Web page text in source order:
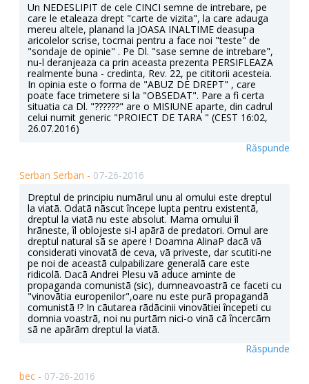
Un NEDESLIPIT de cele CINCI semne de intrebare, pe
care le etaleaza drept "carte de vizita", la care adauga
mereu altele, planand la JOASA INALTIME deasupa
aricolelor scrise, tocmai pentru a face noi "teste" de
"sondaje de opinie" . Pe Dl. "sase semne de intrebare",
nu-l deranjeaza ca prin aceasta prezenta PERSIFLEAZA
realmente buna - credinta, Rev. 22, pe cititorii acesteia.
In opinia este o forma de "ABUZ DE DREPT" , care
poate face trimetere si la "OBSEDAT". Pare a fi certa
situatia ca Dl. "??????" are o MISIUNE aparte, din cadrul
celui numit generic "PROIECT DE TARA " (CEST 16:02,
26.07.2016)
Răspunde
Serban Serban - 07-26-2016
Dreptul de principiu numãrul unu al omului este dreptul
la viatã. Odatã nãscut începe lupta pentru existentã,
dreptul la viatã nu este absolut. Mama omului îl
hrãneste, îl oblojeste si-l apãrã de predatori. Omul are
dreptul natural sã se apere ! Doamna AlinaP dacã vã
considerati vinovatã de ceva, vã priveste, dar scutiti-ne
pe noi de aceastã culpabilizare generalã care este
ridicolã. Dacã Andrei Plesu vã aduce aminte de
propaganda comunistã (sic), dumneavoastrã ce faceti cu
"vinovãtia europenilor",oare nu este purã propagandã
comunistã !? In cãutarea rãdãcinii vinovãtiei începeti cu
domnia voastrã, noi nu purtãm nici-o vinã cã încercãm
sã ne apãrãm dreptul la viatã.
Răspunde
bec - 07-26-2016